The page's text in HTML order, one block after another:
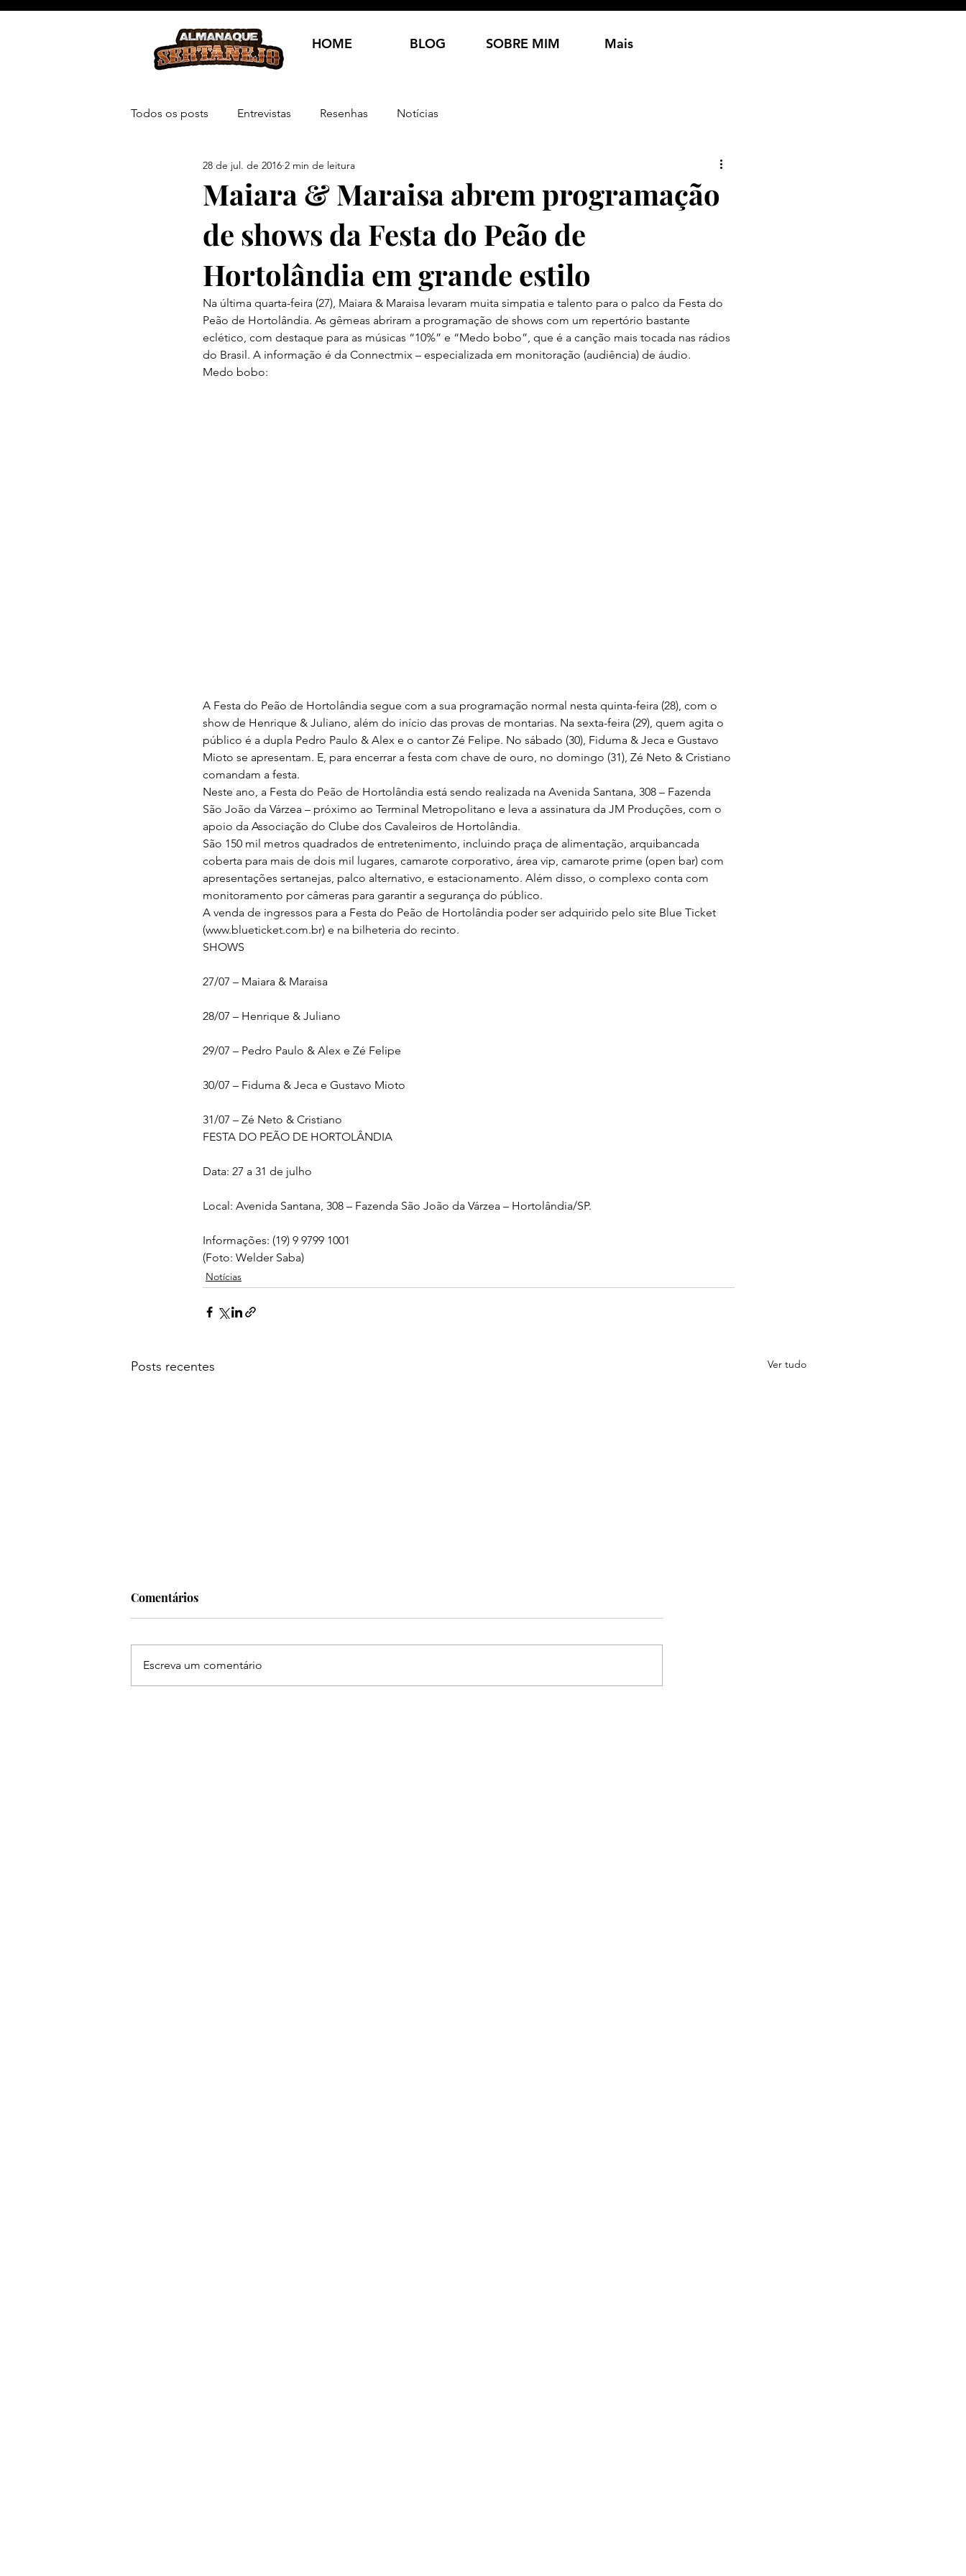
HOME BLOG SOBRE MIM Mais
Todos os posts Entrevistas Resenhas Notícias
Maiara & Maraisa abrem programação
de shows da Festa do Peão de
Hortolândia em grande estilo
28 de jul. de 2016 2 min de leitura
Na última quarta-feira (27), Maiara & Maraisa levaram muita simpatia e talento para o palco da Festa do
Peão de Hortolândia. As gêmeas abriram a programação de shows com um repertório bastante
eclético, com destaque para as músicas “10%” e “Medo bobo”, que é a canção mais tocada nas rádios
do Brasil. A informação é da Connectmix – especializada em monitoração (audiência) de áudio.
Medo bobo:
A Festa do Peão de Hortolândia segue com a sua programação normal nesta quinta-feira (28), com o
show de Henrique & Juliano, além do início das provas de montarias. Na sexta-feira (29), quem agita o
público é a dupla Pedro Paulo & Alex e o cantor Zé Felipe. No sábado (30), Fiduma & Jeca e Gustavo
Mioto se apresentam. E, para encerrar a festa com chave de ouro, no domingo (31), Zé Neto & Cristiano
comandam a festa.
Neste ano, a Festa do Peão de Hortolândia está sendo realizada na Avenida Santana, 308 – Fazenda
São João da Várzea – próximo ao Terminal Metropolitano e leva a assinatura da JM Produções, com o
apoio da Associação do Clube dos Cavaleiros de Hortolândia.
São 150 mil metros quadrados de entretenimento, incluindo praça de alimentação, arquibancada
coberta para mais de dois mil lugares, camarote corporativo, área vip, camarote prime (open bar) com
apresentações sertanejas, palco alternativo, e estacionamento. Além disso, o complexo conta com
monitoramento por câmeras para garantir a segurança do público.
A venda de ingressos para a Festa do Peão de Hortolândia poder ser adquirido pelo site Blue Ticket
(www.blueticket.com.br) e na bilheteria do recinto.
SHOWS
27/07 – Maiara & Maraisa
28/07 – Henrique & Juliano
29/07 – Pedro Paulo & Alex e Zé Felipe
30/07 – Fiduma & Jeca e Gustavo Mioto
31/07 – Zé Neto & Cristiano
FESTA DO PEÃO DE HORTOLÂNDIA
Data: 27 a 31 de julho
Local: Avenida Santana, 308 – Fazenda São João da Várzea – Hortolândia/SP.
Informações: (19) 9 9799 1001
(Foto: Welder Saba)
Notícias
Posts recentes Ver tudo
Comentários
Escreva um comentário